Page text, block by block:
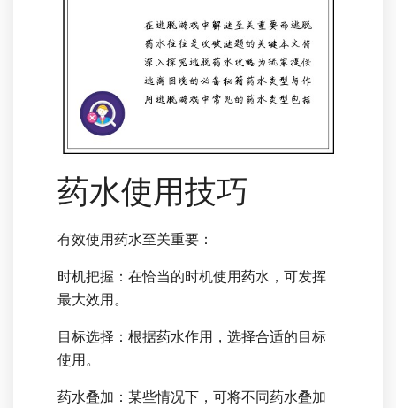
药水使用技巧
有效使用药水至关重要：
时机把握：在恰当的时机使用药水，可发挥
最大效用。
目标选择：根据药水作用，选择合适的目标
使用。
药水叠加：某些情况下，可将不同药水叠加